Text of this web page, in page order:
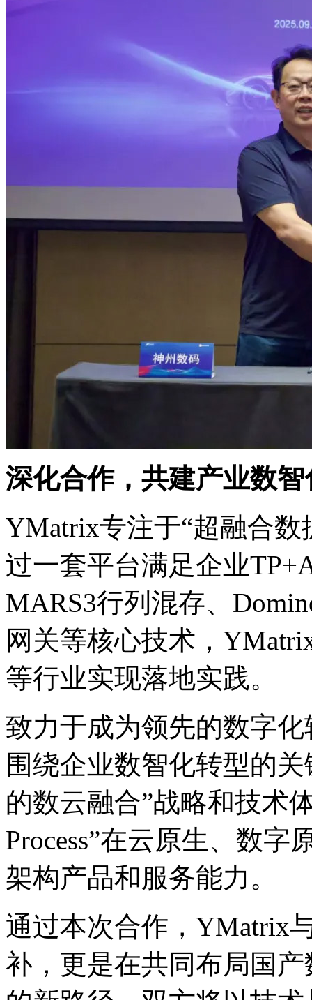
深化合作，共建产业数
YMatrix专注于“超融合数
过一套平台满足企业
MARS3行列混存、
网关等核心技术，YMatrix
等行业实现落地实践。
致力于成为领先的数字化
围绕企业数智化转型的关
的数云融合”战略和技术体
Process”在云原生、数
架构产品和服务能力。
通过本次合作，
补，更是在共同布局